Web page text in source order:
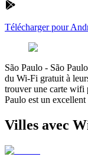
Télécharger pour
São Paulo - São
du Wi-Fi gratuit à
trouver une carte wifi
Paulo est un
Villes avec